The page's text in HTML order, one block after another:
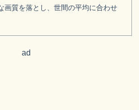
画質を落とし、世間の平均に合わせ
ad